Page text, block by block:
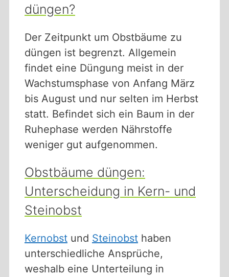
düngen?
Der Zeitpunkt um Obstbäume zu
düngen ist begrenzt. Allgemein
findet eine Düngung meist in der
Wachstumsphase von Anfang März
bis August und nur selten im Herbst
statt. Befindet sich ein Baum in der
Ruhephase werden Nährstoffe
weniger gut aufgenommen.
Obstbäume düngen:
Unterscheidung in Kern- und
Steinobst
Kernobst und Steinobst haben
unterschiedliche Ansprüche,
weshalb eine Unterteilung in